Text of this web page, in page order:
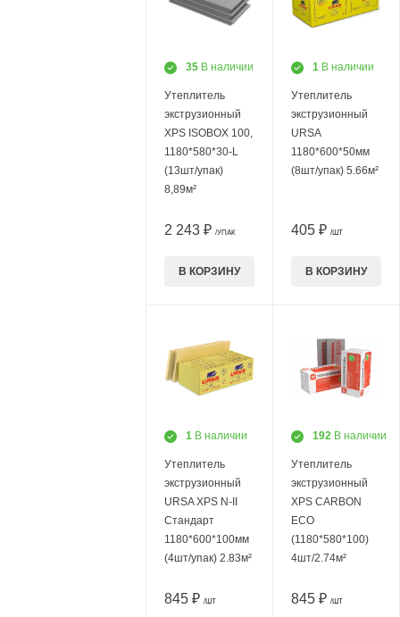
35 В наличии
Утеплитель
экструзионный
XPS ISOBOX 100,
1180*580*30-L
(13шт/упак)
8,89м²
2 243 ₽ /УПАК
В КОРЗИНУ
1 В наличии
Утеплитель
экструзионный
URSA
1180*600*50мм
(8шт/упак) 5.66м²
405 ₽ /ШТ
В КОРЗИНУ
1 В наличии
Утеплитель
экструзионный
URSA XPS N-II
Стандарт
1180*600*100мм
(4шт/упак) 2.83м²
845 ₽ /ШТ
192 В наличии
Утеплитель
экструзионный
XPS CARBON
ECO
(1180*580*100)
4шт/2.74м²
845 ₽ /ШТ